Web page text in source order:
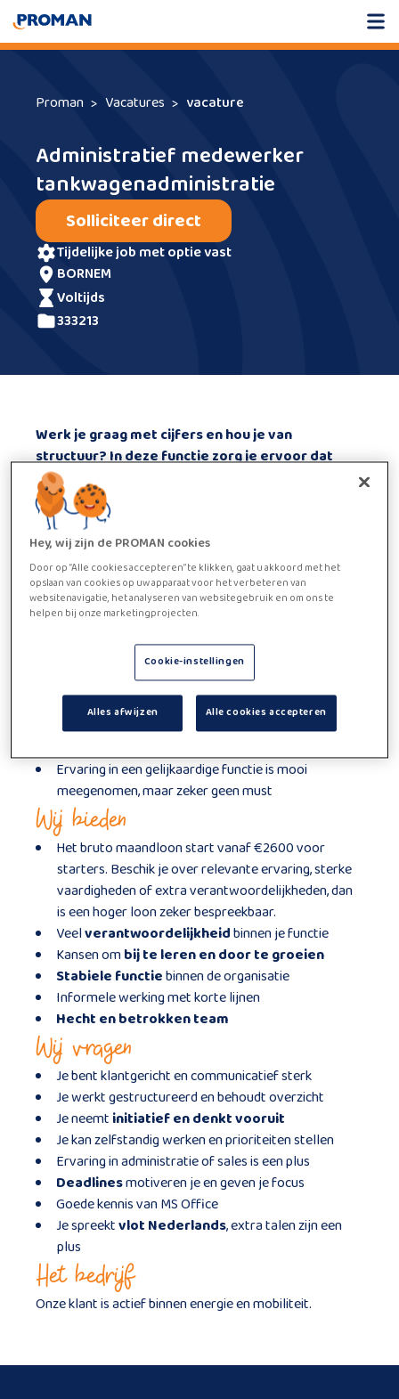
Proman Vacatures vacature
Administratief medewerker
tankwagenadministratie
Solliciteer direct
tijdelijke job met optie vast
BORNEM
voltijds
333213
Werk je graag met cijfers en hou je van
structuur? In deze functie zorg je ervoor dat
administratie correct en op tijd verwerkt wordt.
Je krijgt verantwoordelijkheid over je eigen
taken en houdt zelf het overzicht. Solliciteer en
versterk een team waar nauwkeurig werken
centraal staat.
Functie beschrijving
Je hebt eenoog voor cijfers en details
Je haalt voldoening uit correct en afgewerkt werk
flexibel ingestelden kan omgaan met
piekmomenten
Je werkt zelfstandig en beheert vlot jeeigen
planning
Ervaring in een gelijkaardige functie is mooi
meegenomen, maar zeker geen must
Wij bieden
Het bruto maandloon start vanaf €2600 voor
starters. Beschik je over relevante ervaring, sterke
vaardigheden of extra verantwoordelijkheden, dan
is een hoger loon zeker bespreekbaar.
Veelverantwoordelijkheidbinnen je functie
Kansen ombij te leren en door te groeien
Stabiele functiebinnen de organisatie
Informele werking met korte lijnen
Hecht en betrokken team
Wij vragen
Je bent klantgericht en communicatief sterk
Je werkt gestructureerd en behoudt overzicht
Je neemt initiatief en denkt vooruit
Je kan zelfstandig werken en prioriteiten stellen
Ervaring in administratie of sales is een plus
Deadlinesmotiveren je en geven je focus
Goede kennis van MS Office
Je spreektvlot Nederlands, extra talen zijn een
plus
Het bedrijf
Onze klant is actief binnen energie en mobiliteit.
Hey, wij zijn de PROMAN cookies
Door op “Alle cookies accepteren” te klikken, gaat u akkoord met het
opslaan van cookies op uw apparaat voor het verbeteren van
websitenavigatie, het analyseren van websitegebruik en om ons te
helpen bij onze marketingprojecten.
Cookie-instellingen
Alles afwijzen Alle cookies accepteren